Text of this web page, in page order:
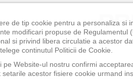
de tip cookie pentru a personaliza
modificari propuse de
si privind libera circulatie a acestor
continutul Politicii de Cookie.
pe Website-ul nostru confirmi
acestor fisiere cookie urmand